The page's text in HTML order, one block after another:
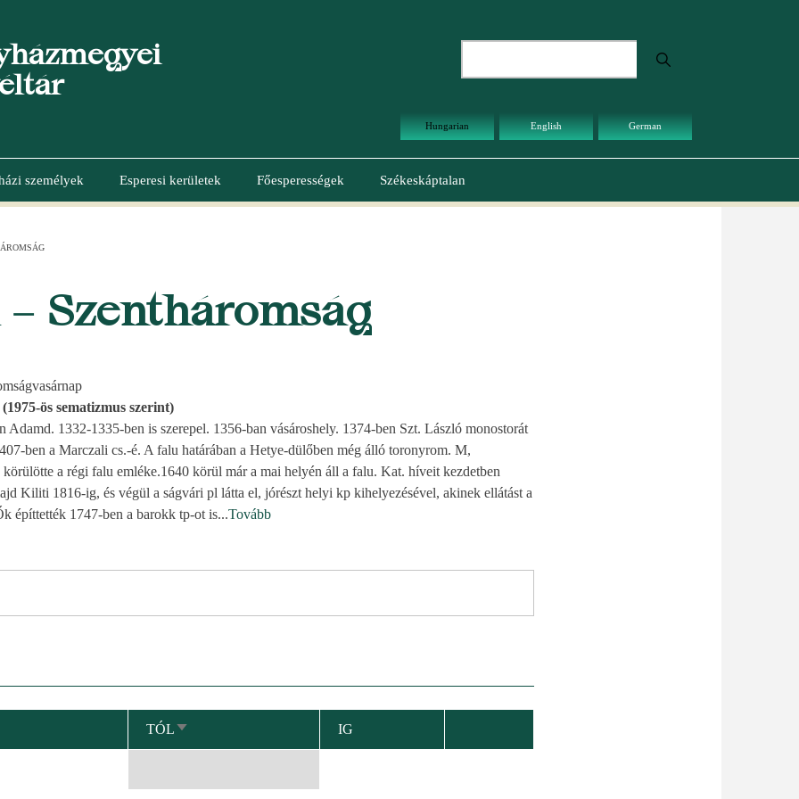
Hungarian English German
személyek Esperesi kerületek Főesperességek Székeskáptalan
Szentháromság
ös sematizmus szerint)
Adamd. 1332-1335-ben is szerepel. 1356-ban vásároshely. 1374-ben Szt. László monostorát
ben a Marczali cs.-é. A falu határában a Hetye-dülőben még álló toronyrom. M,
a régi falu emléke.1640 körül már a mai helyén áll a falu. Kat. híveit kezdetben
Kiliti 1816-ig, és végül a ságvári pl látta el, jórészt helyi kp kihelyezésével, akinek ellátást a
építtették 1747-ben a barokk tp-ot is...Tovább
TÓLNÖVEKVŐ
RENDEZÉS
IG